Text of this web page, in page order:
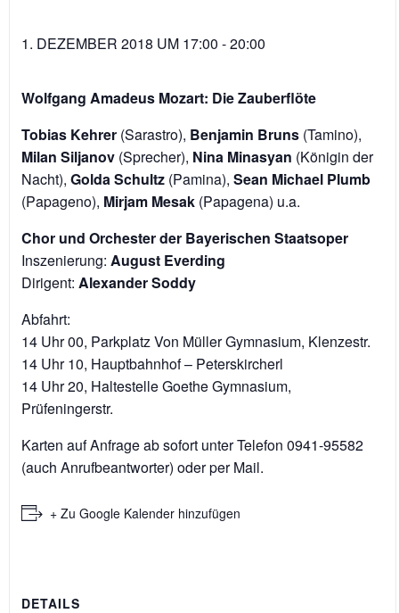
1. DEZEMBER 2018 UM 17:00 -20:00
Wolfgang Amadeus Mozart: Die Zauberflöte
Tobias Kehrer(Sarastro), Benjamin Bruns(Tamino),
Milan Siljanov(Sprecher), Nina Minasyan (Königin der
Nacht), Golda Schultz(Pamina), Sean Michael Plumb
(Papageno), Mirjam Mesak(Papagena) u.a.
Chor und Orchester der Bayerischen Staatsoper
Inszenierung: August Everding
Dirigent: Alexander Soddy
Abfahrt:
14 Uhr 00, Parkplatz Von Müller Gymnasium, Klenzestr.
14 Uhr 10, Hauptbahnhof – Peterskircherl
14 Uhr 20, Haltestelle Goethe Gymnasium,
Prüfeningerstr.
Karten auf Anfrage ab sofort unter Telefon 0941-95582
(auch Anrufbeantworter) oder per Mail.
+ Zu Google Kalender hinzufügen
DETAILS